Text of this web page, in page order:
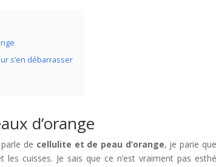
s’en débarrasser
d’orange
de cellulite et de peau d’orange, je parie
les cuisses. Je sais que ce n’est vraiment pas